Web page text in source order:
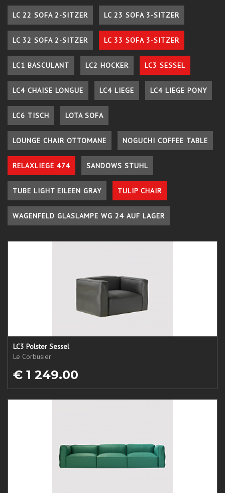
LC 22 SOFA 2-SITZER LC 23 SOFA 3-SITZER
LC 32 SOFA 2-SITZER LC 33 SOFA 3-SITZER
LC1 BASCULANT LC2 HOCKER LC3 SESSEL
LC4 CHAISE LONGUE LC4 LIEGE LC4 LIEGE PONY
LC6 TISCH LOTA SOFA
LOUNGE CHAIR OTTOMANE NOGUCHI COFFEE TABLE
RELAXLIEGE 474 SANDOWS STUHL
TUBE LIGHT EILEEN GRAY TULIP CHAIR
WAGENFELD GLASLAMPE WG 24 AUF LAGER
LC3 Polster Sessel
Le Corbusier
€ 1 249.00